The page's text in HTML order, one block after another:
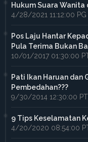
Hukum Suara Wanita
4/28/2021 11:12:00 PG
Pos Laju Hantar
Pula Terima Bukan
10/01/2017 01:30:00
Pati Ikan Haruan dan
Pembedahan???
9/30/2014 12:30:00
9 Tips Keselamatan
4/20/2020 08:54:00